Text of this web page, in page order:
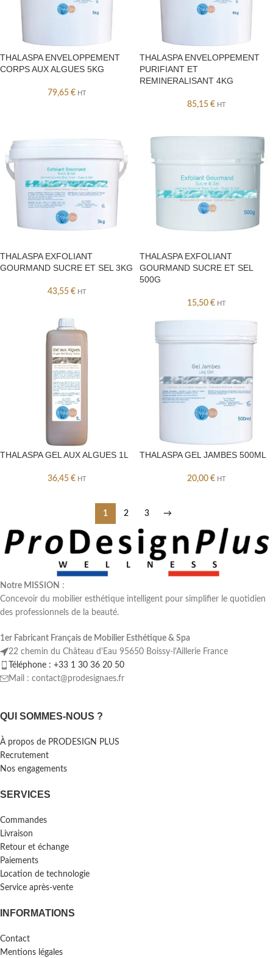
THALASPA ENVELOPPEMENT
CORPS AUX ALGUES 5KG
79,65 € HT
THALASPA ENVELOPPEMENT
PURIFIANT ET
REMINERALISANT 4KG
85,15 € HT
THALASPA EXFOLIANT
GOURMAND SUCRE ET SEL 3KG
43,55 € HT
THALASPA EXFOLIANT
GOURMAND SUCRE ET SEL
500G
15,50 € HT
THALASPA GEL AUX ALGUES 1L
36,45 € HT
THALASPA GEL JAMBES 500ML
20,00 € HT
1 2 3 →
Notre MISSION :
Concevoir du mobilier esthétique intelligent pour simplifier le quotidien
des professionnels de la beauté.
1er Fabricant Français de Mobilier Esthétique & Spa
22 chemin du Château d'Eau 95650 Boissy-l'Aillerie France
Téléphone : +33 1 30 36 20 50
Mail : contact@prodesignaes.fr
QUI SOMMES-NOUS ?
À propos de PRODESIGN PLUS
Recrutement
Nos engagements
SERVICES
Commandes
Livraison
Retour et échange
Paiements
Location de technologie
Service après-vente
INFORMATIONS
Contact
Mentions légales